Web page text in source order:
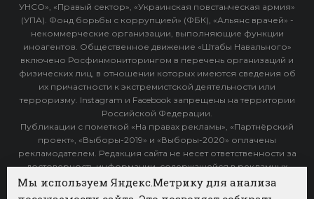
УНСО», «Правый сектор», «Украинская повстанческая армия»
(УПА). Фонд борьбы с коррупцией» (ФБК), «Альянс врачей» -
некоммерческие организации, выполняющие функции
иноагентов. Общественное движение «Штабы Навального»
включено Росфинмониторингом в перечень организаций и
физических лиц, в отношении которых имеются сведения об
их причастности к экстремистской деятельности или
терроризму. Instagram и Facebook запрещены на территории
Российской Федерации.
Публикации с пометкой «На правах рекламы», «Партнёрский
проект», «Выборы-2019» и «Выборы-2020» оплачены
рекламодателем. Редакция сайта не несет ответственности за
достоверность информации, содержащейся в рекламных
объявлениях.
Мы используем Яндекс.Метрику для анализа